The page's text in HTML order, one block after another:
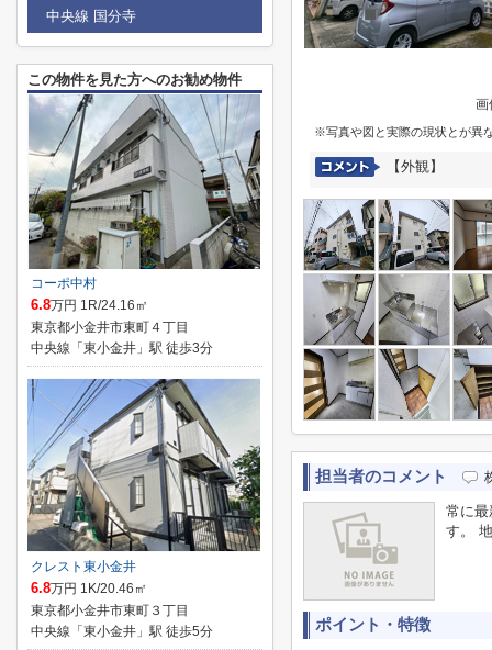
画
※写真や図と実際の現状とが異
【外観】
担当者のコメント
常に最
す。
ポイント・特徴
中央線 国分寺
この物件を見た方へのお勧め物件
コーポ中村
6.8万円 1R/24.16㎡
東京都小金井市東町４丁目
中央線「東小金井」駅 徒歩3分
クレスト東小金井
6.8万円 1K/20.46㎡
東京都小金井市東町３丁目
中央線「東小金井」駅 徒歩5分